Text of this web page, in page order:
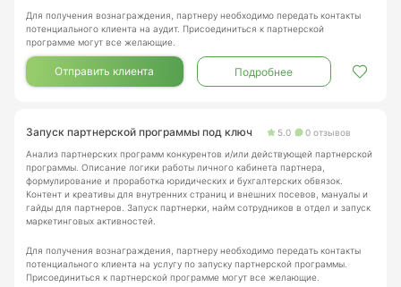
Для получения вознаграждения, партнеру необходимо передать контакты
потенциального клиента на аудит. Присоединиться к партнерской
программе могут все желающие.
Отправить клиента Подробнее
Запуск партнерской программы под ключ 5.0
0 отзывов
Анализ партнерских программ конкурентов и/или действующей партнерской
программы. Описание логики работы личного кабинета партнера,
формулирование и проработка юридических и бухгалтерских обвязок.
Контент и креативы для внутренних страниц и внешних посевов, мануалы и
гайды для партнеров. Запуск партнерки, найм сотрудников в отдел и запуск
маркетинговых активностей.
Для получения вознаграждения, партнеру необходимо передать контакты
потенциального клиента на услугу по запуску партнерской программы.
Присоединиться к партнерской программе могут все желающие.